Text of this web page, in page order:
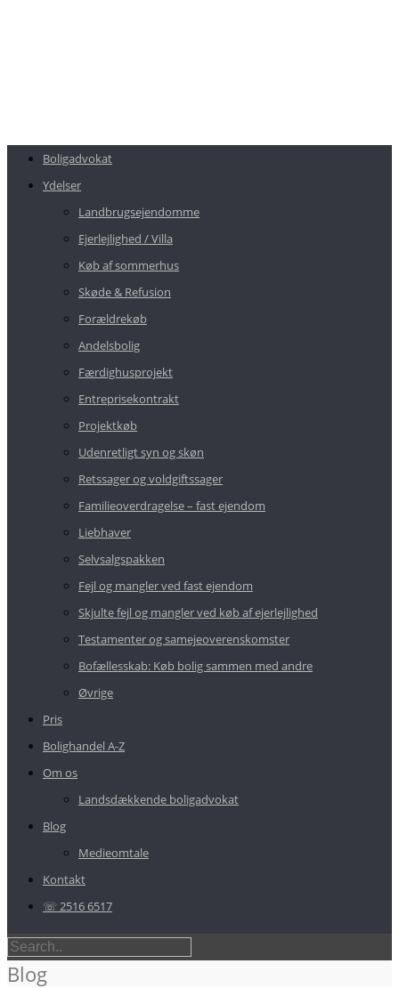
Boligadvokat
Ydelser
Landbrugsejendomme
Ejerlejlighed / Villa
Køb af sommerhus
Skøde & Refusion
Forældrekøb
Andelsbolig
Færdighusprojekt
Entreprisekontrakt
Projektkøb
Udenretligt syn og skøn
Retssager og voldgiftssager
Familieoverdragelse – fast ejendom
Liebhaver
Selvsalgspakken
Fejl og mangler ved fast ejendom
Skjulte fejl og mangler ved køb af ejerlejlighed
Testamenter og samejeoverenskomster
Bofællesskab: Køb bolig sammen med andre
Øvrige
Pris
Bolighandel A-Z
Om os
Landsdækkende boligadvokat
Blog
Medieomtale
Kontakt
☏ 2516 6517
Blog